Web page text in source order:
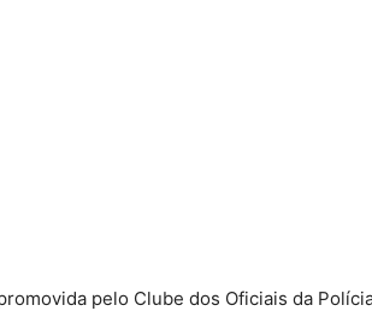
pelo Clube dos Oficiais da